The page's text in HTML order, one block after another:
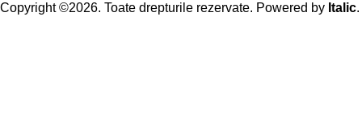
Copyright ©2026. Toate drepturile rezervate. Powered by Italic.